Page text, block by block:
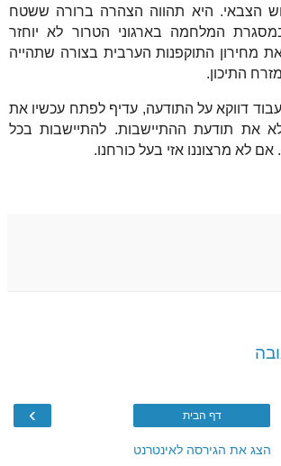
הצבאי. היא תהווה הצהרה ברורה ששטח
המלחמה בארגוני הטרור לא יוחזר
מחירון התוקפנות הערבית בצורה שתהייה
התיכון.
דווקא על התודעה, עדיף לפתח עכשיו את
את תודעת ההתיישבות. להתיישבות בכל
אם לא מרצוננו אזי בעל כורחנו.
› דף הבית
הצג את הגירסה לאינטרנט